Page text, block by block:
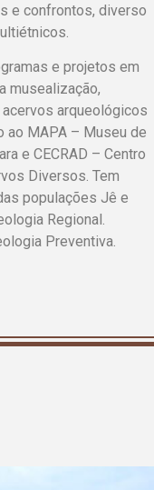
e confrontos, diverso
e projetos em
musealização,
arqueológicos
ao MAPA – Museu de
e CECRAD – Centro
Diversos. Tem
populações Jê e
Regional.
Preventiva.